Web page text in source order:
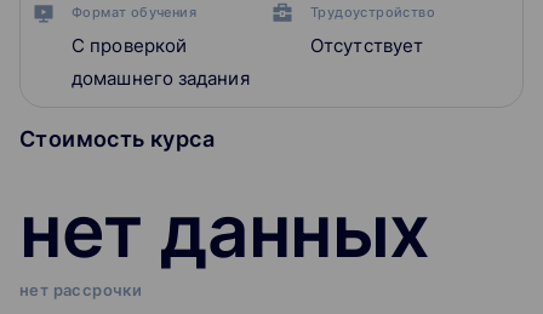
Формат обучения
С проверкой
домашнего задания
Трудоустройство
Отсутствует
Стоимость курса
нет данных
нет рассрочки